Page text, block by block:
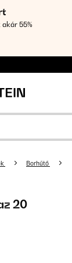
55%
Borhűtő
20